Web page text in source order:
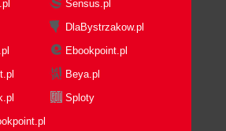
Sensus.pl
DlaBystrzakow.pl
Ebookpoint.pl
Beya.pl
Sploty